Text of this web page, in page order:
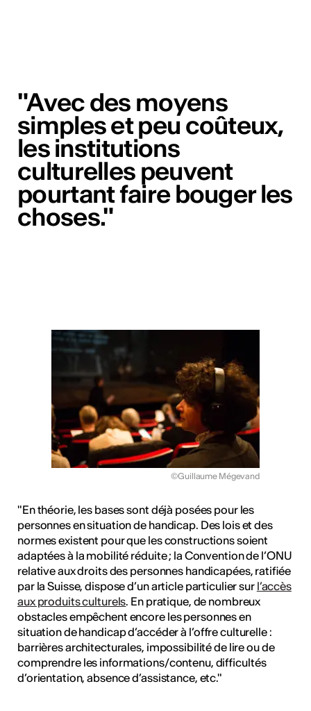
"Avec des moyens
simples et peu coûteux,
les institutions
culturelles peuvent
pourtant faire bouger les
choses."
©Guillaume Mégevand
"En théorie, les bases sont déjà posées pour les
personnes en situation de handicap. Des lois et des
normes existent pour que les constructions soient
adaptées à la mobilité réduite ; la Convention de l’ONU
relative aux droits des personnes handicapées, ratifiée
par la Suisse, dispose d’un article particulier sur l’accès
aux produits culturels. En pratique, de nombreux
obstacles empêchent encore les personnes en
situation de handicap d’accéder à l’offre culturelle :
barrières architecturales, impossibilité de lire ou de
comprendre les informations/contenu, difficultés
d’orientation, absence d’assistance, etc."